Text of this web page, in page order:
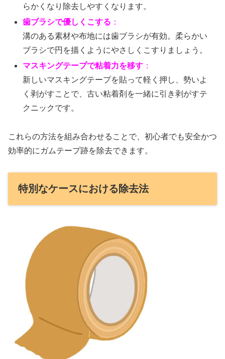
らかくなり除去しやすくなります。
歯ブラシで優しくこする ：
溝のある素材や布地には歯ブラシが有効。柔らかい
ブラシで円を描くようにやさしくこすりましょう。
マスキングテープで粘着力を移す ：
新しいマスキングテープを貼って軽く押し、勢いよ
く剥がすことで、古い粘着剤を一緒に引き剥がすテ
クニックです。
これらの方法を組み合わせることで、初心者でも安全かつ
効率的にガムテープ跡を除去できます。
特別なケースにおける除去法